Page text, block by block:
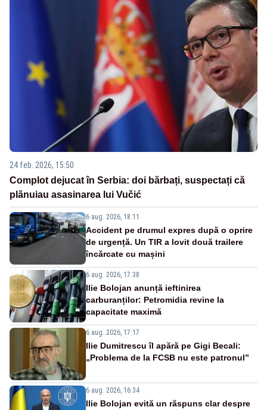
24 feb. 2026, 15:50
Complot dejucat în Serbia: doi bărbați, suspectați că
plănuiau asasinarea lui Vučić
6 aug. 2026, 18:11
Accident pe drumul expres după o oprire
de urgență. Un TIR a lovit două trailere
încărcate cu mașini
6 aug. 2026, 17:38
Ilie Bolojan anunță ieftinirea
carburanților: Petromidia revine la
capacitate maximă
6 aug. 2026, 17:17
Ilie Dumitrescu îl apără pe Gigi Becali:
„Problema de la FCSB nu este patronul”
6 aug. 2026, 16:34
Ilie Bolojan evită un răspuns clar despre